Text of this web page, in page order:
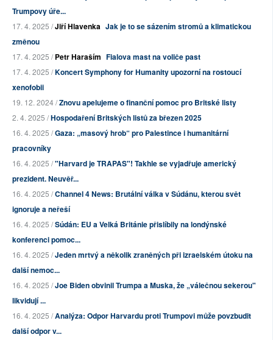
Trumpovy úře...
17. 4. 2025 /Jiří Hlavenka Jak je to se sázením stromů a klimatickou
změnou
17. 4. 2025 /Petr Haraším Fialova mast na voliče past
17. 4. 2025 /Koncert Symphony for Humanity upozorní na rostoucí
xenofobii
19. 12. 2024 /Znovu apelujeme o finanční pomoc pro Britské listy
2. 4. 2025 /Hospodaření Britských listů za březen 2025
16. 4. 2025 /Gaza: „masový hrob“ pro Palestince i humanitární
pracovníky
16. 4. 2025 /"Harvard je TRAPAS"! Takhle se vyjadřuje americký
prezident. Neuvěř...
16. 4. 2025 /Channel 4 News: Brutální válka v Súdánu, kterou svět
ignoruje a neřeší
16. 4. 2025 /Súdán: EU a Velká Británie přislíbily na londýnské
konferenci pomoc...
16. 4. 2025 /Jeden mrtvý a několik zraněných při izraelském útoku na
další nemoc...
16. 4. 2025 /Joe Biden obvinil Trumpa a Muska, že „válečnou sekerou"
likvidují ...
16. 4. 2025 /Analýza: Odpor Harvardu proti Trumpovi může povzbudit
další odpor v...